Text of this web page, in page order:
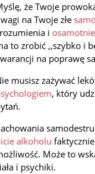
że Twoje
na Twoje złe
i
to zrobić ,,szybko i
na poprawę
musisz zażywać
, który
alkoholu
Może to
i psychiki.